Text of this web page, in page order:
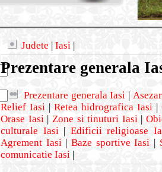
Judete | Iasi |
Prezentare generala
Prezentare generala Iasi |
Relief Iasi | Retea hidrografica Iasi |
Orase Iasi | Zone si tinuturi Iasi |
culturale Iasi | Edificii religioase
Agrement Iasi | Baze sportive Iasi |
comunicatie Iasi |